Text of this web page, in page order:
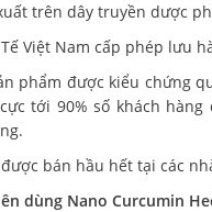
trên dây truyền dược
Việt Nam cấp phép lưu
phẩm được kiểu chứng
tới 90% số khách
bán hầu hết tại các
dùng Nano Curcumin